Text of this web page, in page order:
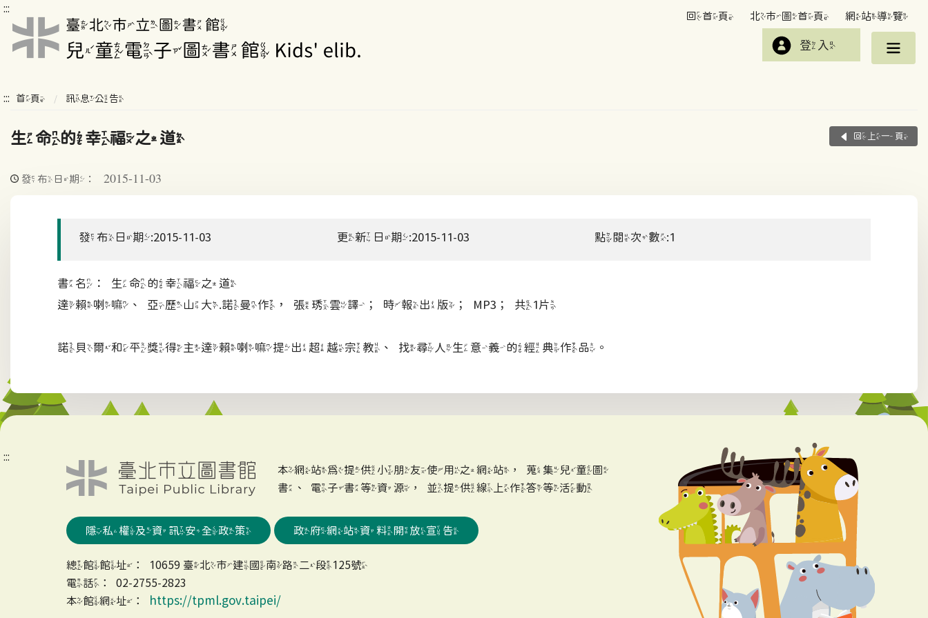
:::
回首頁 北市圖首頁 網站導覽
登入
::: 首頁 訊息公告
生命的幸福之道 回上一頁
發布日期： 2015-11-03
發布日期:2015-11-03 更新日期:2015-11-03 點閱次數:1
書名：生命的幸福之道
達賴喇嘛、亞歷山大.諾曼作，張琇雲譯；時報出版；MP3；共1片
諾貝爾和平獎得主達賴喇嘛提出超越宗教、找尋人生意義的經典作品。
:::
本網站為提供小朋友使用之網站，蒐集兒童圖
書、電子書等資源，並提供線上作答等活動
隱私權及資訊安全政策 政府網站資料開放宣告
總館館址：10659 臺北市建國南路二段125號
電話：02-2755-2823
本館網址：
https://tpml.gov.taipei/